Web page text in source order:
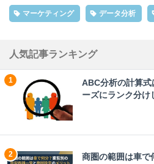
マーケティング データ分析
人気記事ランキング
ABC分析の計算
ーズにランク分け
商圏の範囲は車で